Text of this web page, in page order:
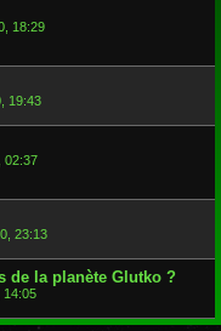
18:29
19:43
02:37
23:13
de la planète Glutko ?
14:05